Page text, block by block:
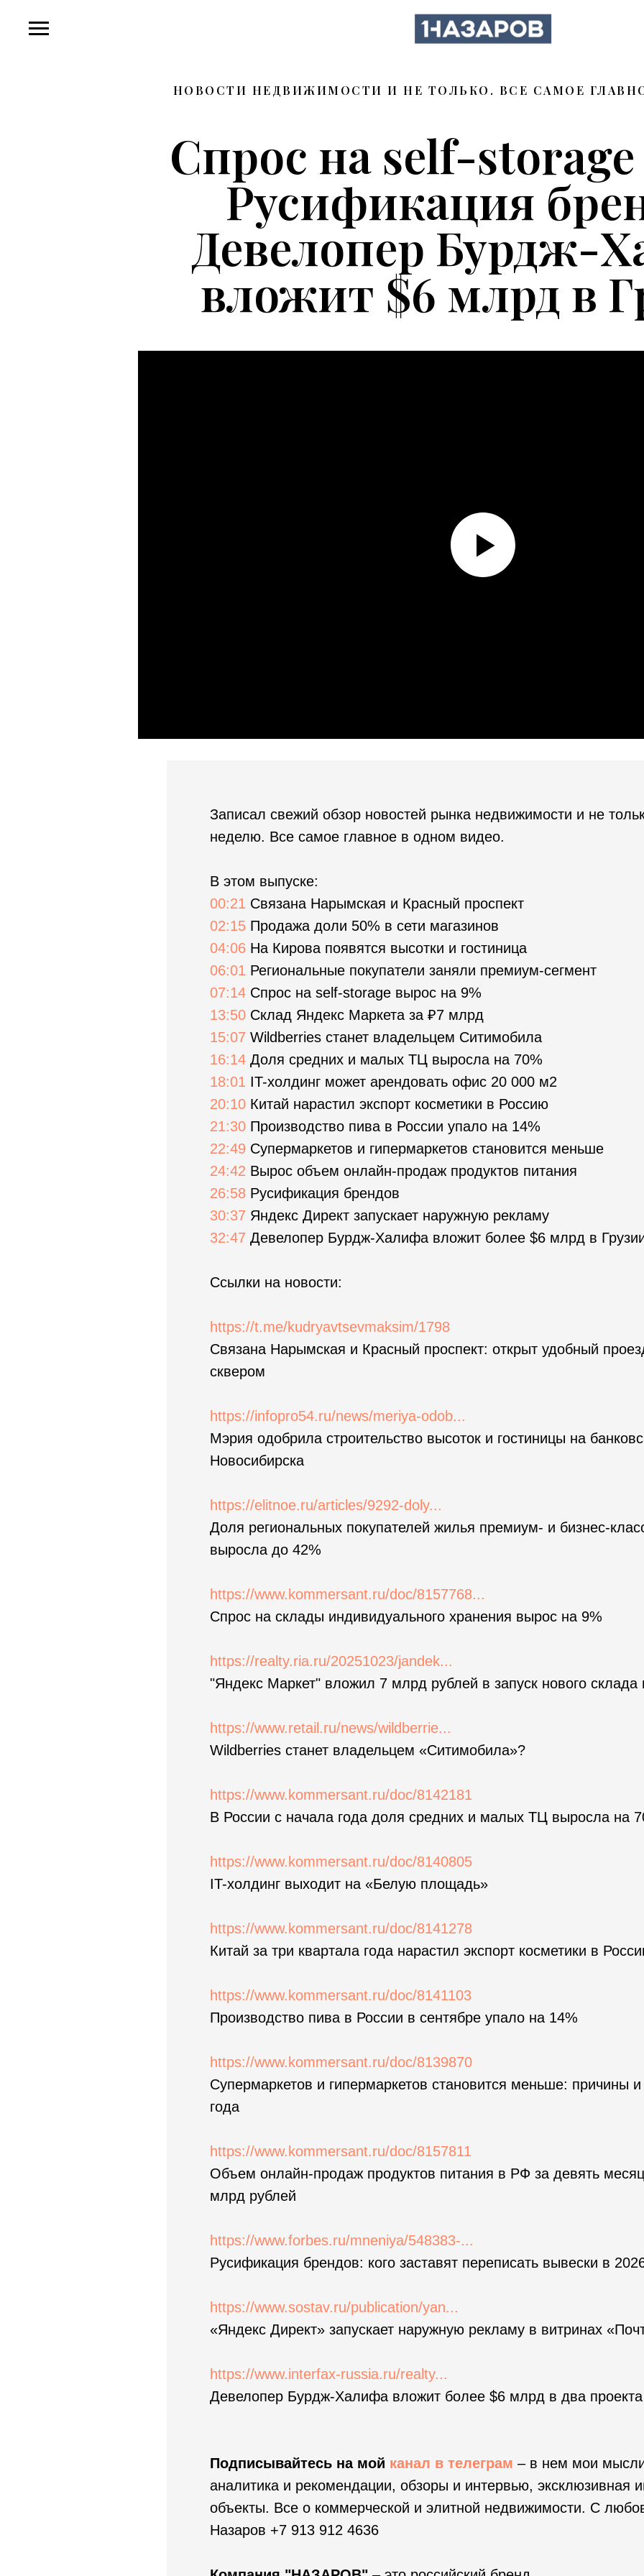
НОВОСТИ НЕДВИЖИМОСТИ И НЕ ТОЛЬКО. ВСЕ САМОЕ
Спрос на self-
Русификация
Девелопер Бурдж-
вложит $6 млрд в
Записал свежий обзор новостей рынка недвижимости и не
неделю. Все самое главное в одном видео.
В этом выпуске:
00:21 Связана Нарымская и Красный проспект
02:15 Продажа доли 50% в сети магазинов
04:06 На Кирова появятся высотки и гостиница
06:01 Региональные покупатели заняли премиум-сегмент
07:14 Спрос на self-storage вырос на 9%
13:50 Склад Яндекс Маркета за ₽7 млрд
15:07 Wildberries станет владельцем Ситимобила
16:14 Доля средних и малых ТЦ выросла на 70%
18:01 IT-холдинг может арендовать офис 20 000 м2
20:10 Китай нарастил экспорт косметики в Россию
21:30 Производство пива в России упало на 14%
22:49 Супермаркетов и гипермаркетов становится меньше
24:42 Вырос объем онлайн-продаж продуктов питания
26:58 Русификация брендов
30:37 Яндекс Директ запускает наружную рекламу
32:47 Девелопер Бурдж-Халифа вложит более $6 млрд в
Ссылки на новости:
https://t.me/kudryavtsevmaksim/1798
Связана Нарымская и Красный проспект: открыт удобный
сквером
https://infopro54.ru/news/meriya-odob...
Мэрия одобрила строительство высоток и гостиницы на
Новосибирска
https://elitnoe.ru/articles/9292-doly...
Доля региональных покупателей жилья премиум- и бизнес-
выросла до 42%
https://www.kommersant.ru/doc/8157768...
Спрос на склады индивидуального хранения вырос на 9%
https://realty.ria.ru/20251023/jandek...
"Яндекс Маркет" вложил 7 млрд рублей в запуск нового склада
https://www.retail.ru/news/wildberrie...
Wildberries станет владельцем «Ситимобила»?
https://www.kommersant.ru/doc/8142181
В России с начала года доля средних и малых ТЦ выросла на
https://www.kommersant.ru/doc/8140805
IT-холдинг выходит на «Белую площадь»
https://www.kommersant.ru/doc/8141278
Китай за три квартала года нарастил экспорт косметики в
https://www.kommersant.ru/doc/8141103
Производство пива в России в сентябре упало на 14%
https://www.kommersant.ru/doc/8139870
Супермаркетов и гипермаркетов становится меньше: причины
года
https://www.kommersant.ru/doc/8157811
Объем онлайн-продаж продуктов питания в РФ за девять
млрд рублей
https://www.forbes.ru/mneniya/548383-...
Русификация брендов: кого заставят переписать вывески в
https://www.sostav.ru/publication/yan...
«Яндекс Директ» запускает наружную рекламу в витринах
https://www.interfax-russia.ru/realty...
Девелопер Бурдж-Халифа вложит более $6 млрд в два проекта
Подписывайтесь на мой канал в телеграм – в нем мои
аналитика и рекомендации, обзоры и интервью, эксклюзивная
объекты. Все о коммерческой и элитной недвижимости. С
Назаров +7 913 912 4636